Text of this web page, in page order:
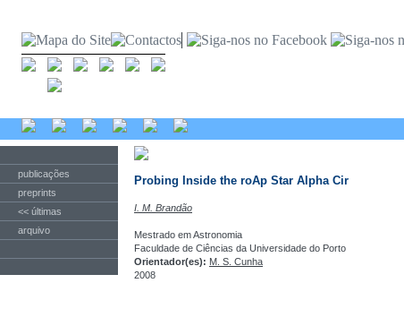
publicações
preprints
<< últimas
arquivo
Probing Inside the roAp Star Alpha Cir
I. M. Brandão
Mestrado em Astronomia
Faculdade de Ciências da Universidade do Porto
Orientador(es): M. S. Cunha
2008